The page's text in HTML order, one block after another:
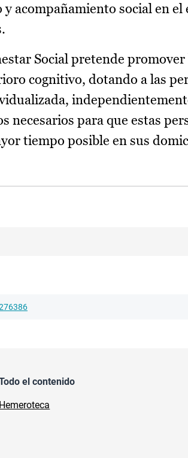
acompañamiento social en
Social pretende
cognitivo, dotando a las
necesarios para que estas
tiempo posible en sus
el contenido
Hemeroteca